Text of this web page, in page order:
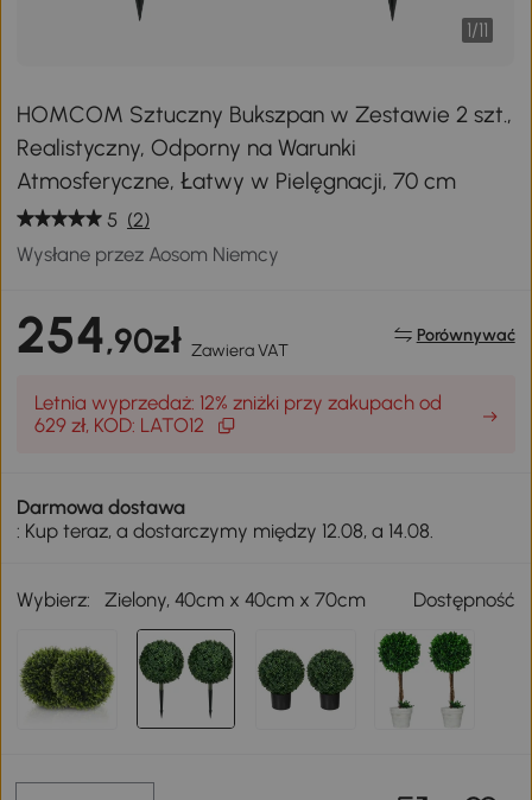
1/11
HOMCOM Sztuczny Bukszpan w Zestawie 2 szt.,
Realistyczny, Odporny na Warunki
Atmosferyczne, Łatwy w Pielęgnacji, 70 cm
5 (2)
Wysłane przez Aosom Niemcy
254,90zł Zawiera VAT
Porównywać
Letnia wyprzedaż: 12% zniżki przy zakupach od
629 zł, KOD: LATO12
Darmowa dostawa
: Kup teraz, a dostarczymy między 12.08, a 14.08.
Wybierz: Zielony, 40cm x 40cm x 70cm Dostępność